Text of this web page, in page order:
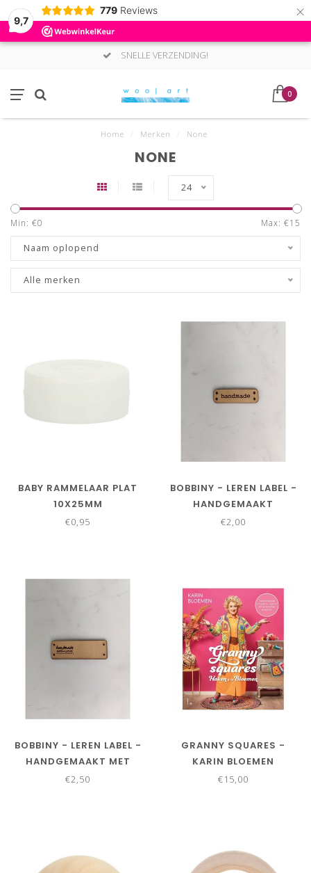
9,7
779 Reviews ×
SNELLE VERZENDING!
0
Home Merken None
NONE
24
Min: €0 Max: €15
Naam oplopend
Alle merken
BABY RAMMELAAR PLAT
10X25MM
€0,95
BOBBINY - LEREN LABEL -
HANDGEMAAKT
€2,00
BOBBINY - LEREN LABEL -
HANDGEMAAKT MET
LIEFDE
€2,50
GRANNY SQUARES -
KARIN BLOEMEN
€15,00